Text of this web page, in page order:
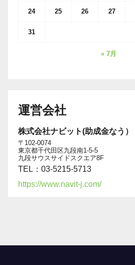
24 25 26 27
31
« 7月
運営会社
株式会社ナビット(助成金なう）
〒102-0074
東京都千代田区九段南1-5-5
九段サウスサイドスクエア8F
TEL：03-5215-5713
https://www.navit-j.com/